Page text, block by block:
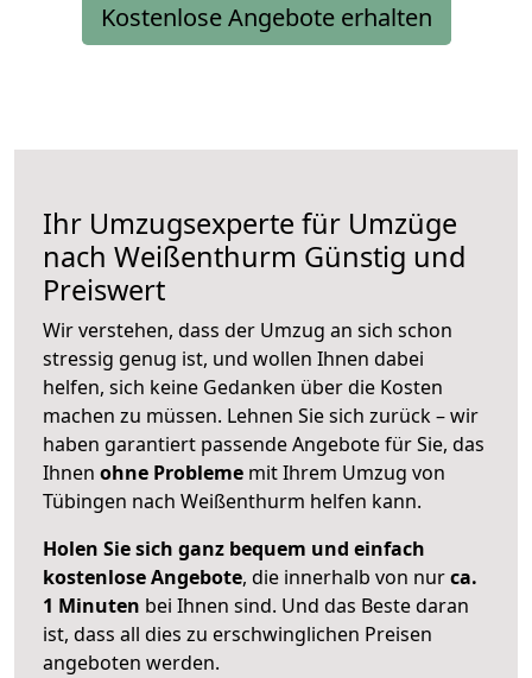
Kostenlose Angebote erhalten
Ihr Umzugsexperte für Umzüge
nach Weißenthurm Günstig und
Preiswert
Wir verstehen, dass der Umzug an sich schon
stressig genug ist, und wollen Ihnen dabei
helfen, sich keine Gedanken über die Kosten
machen zu müssen. Lehnen Sie sich zurück – wir
haben garantiert passende Angebote für Sie, das
Ihnen ohne Probleme mit Ihrem Umzug von
Tübingen nach Weißenthurm helfen kann.
Holen Sie sich ganz bequem und einfach
kostenlose Angebote, die innerhalb von nurca.
1 Minuten bei Ihnen sind. Und das Beste daran
ist, dass all dies zu erschwinglichen Preisen
angeboten werden.